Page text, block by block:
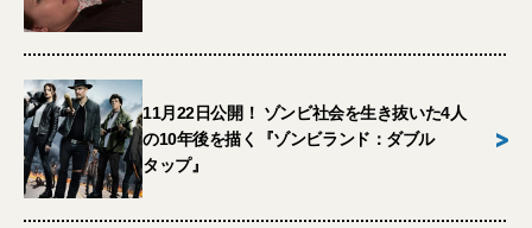
11月22日公開！ ゾンビ社会を生き抜いた4人
の10年後を描く『ゾンビランド：ダブル
タップ』
>